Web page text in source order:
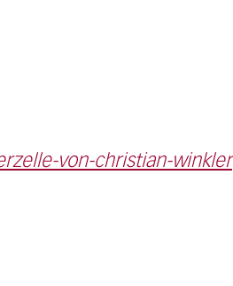
von-christian-winkler